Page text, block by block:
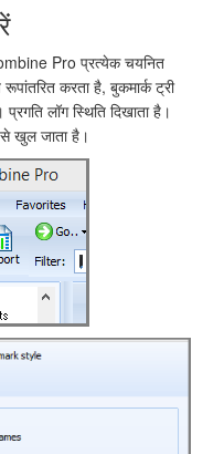
Pro प्रत्येक चयनित
करता है, बुकमार्क ट्री
लॉग स्थिति दिखाता है।
खुल जाता है।